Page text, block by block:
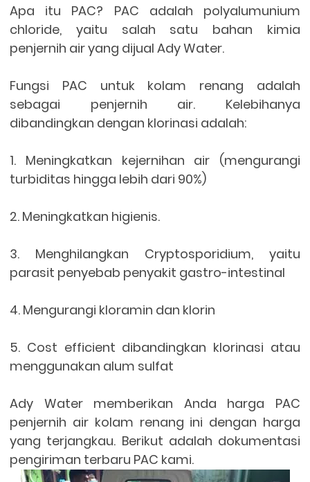
Apa itu PAC? PAC adalah polyalumunium
chloride, yaitu salah satu bahan kimia
penjernih air yang dijual Ady Water.
Fungsi PAC untuk kolam renang adalah
sebagai penjernih air. Kelebihanya
dibandingkan dengan klorinasi adalah:
1. Meningkatkan kejernihan air (mengurangi
turbiditas hingga lebih dari 90%)
2. Meningkatkan higienis.
3. Menghilangkan Cryptosporidium, yaitu
parasit penyebab penyakit gastro-intestinal
4. Mengurangi kloramin dan klorin
5. Cost efficient dibandingkan klorinasi atau
menggunakan alum sulfat
Ady Water memberikan Anda harga PAC
penjernih air kolam renang ini dengan harga
yang terjangkau. Berikut adalah dokumentasi
pengiriman terbaru PAC kami.